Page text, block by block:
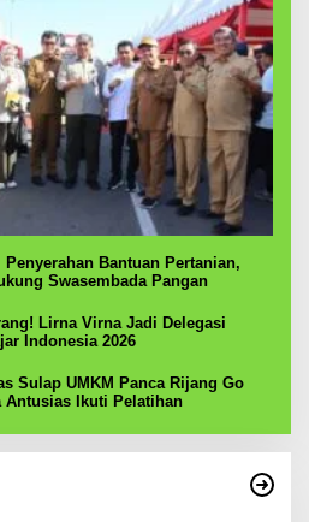
Bantuan Pertanian,
Swasembada Pangan
Lirna Virna Jadi Delegasi
Indonesia 2026
Sulap UMKM Panca Rijang Go
Antusias Ikuti Pelatihan